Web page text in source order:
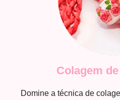
Colagem
Domine a técnica de